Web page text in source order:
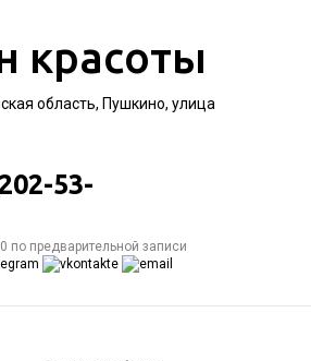
красоты
область, Пушкино, улица
53-
по предварительной записи